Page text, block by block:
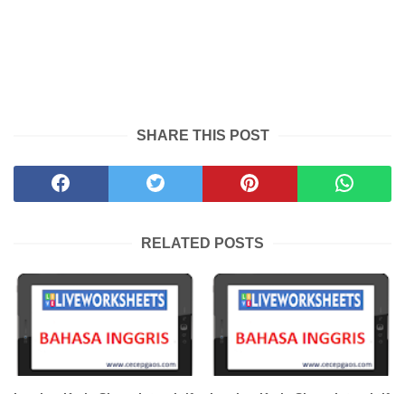
SHARE THIS POST
RELATED POSTS